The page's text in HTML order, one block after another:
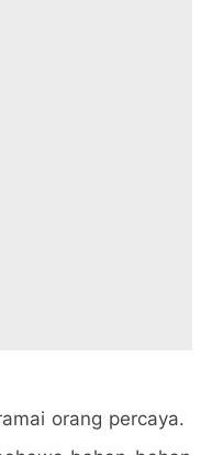
orang percaya.